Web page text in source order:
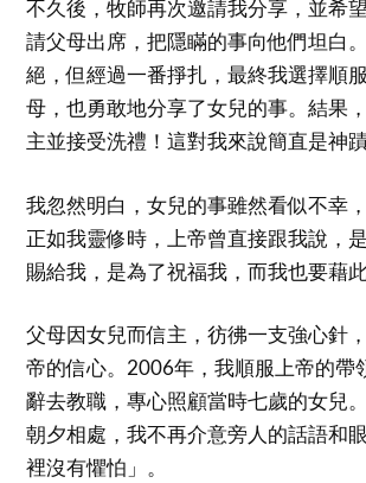
不久後，牧師再次邀請我分享，並希
請父母出席，把隱瞞的事向他們坦白
絕，但經過一番掙扎，最終我選擇順
母，也勇敢地分享了女兒的事。結果
主並接受洗禮！這對我來說簡直是神蹟
我忽然明白，女兒的事雖然看似不幸
正如我靈修時，上帝曾直接跟我說，
賜給我，是為了祝福我，而我也要藉
父母因女兒而信主，彷彿一支強心針
帝的信心。2006年，我順服上帝的帶
辭去教職，專心照顧當時七歲的女兒
朝夕相處，我不再介意旁人的話語和
裡沒有懼怕」。